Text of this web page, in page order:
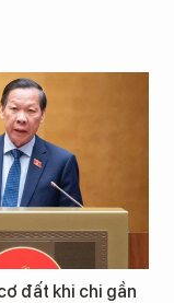
đất khi chi gần